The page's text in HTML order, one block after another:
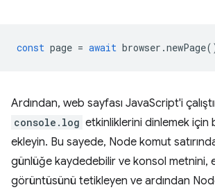
const page = await browser .newPage
Ardından, web sayfası JavaScript'i
console.log etkinliklerini dinlemek için
ekleyin. Bu sayede, Node komut
günlüğe kaydedebilir ve konsol metnini,
görüntüsünü tetikleyen ve ardından